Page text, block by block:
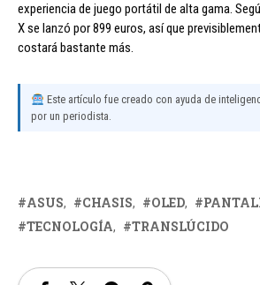
experiencia de juego portátil de alta gama.
X se lanzó por 899 euros, así que
costará bastante más.
Este artículo fue creado con ayuda de
por un periodista.
ASUS CHASIS OLED
TECNOLOGÍA
TRANSLÚCIDO